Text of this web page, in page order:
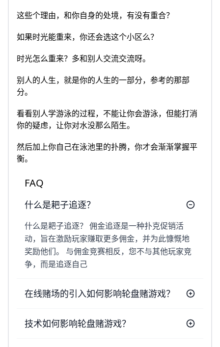
这些个理由，和你自身的处境，有没有重合？
如果时光能重来，你还会选这个小区么？
时光怎么重来？多和别人交流交流呀。
别人的人生，就是你的人生的一部分，参考的那部
分。
看看别人学游泳的过程，不能让你会游泳，但能打消
你的疑虑，让你对水没那么陌生。
然后加上你自己在泳池里的扑腾，你才会渐渐掌握平
衡。
FAQ
什么是耙子追逐？
什么是耙子追逐？ 佣金追逐是一种扑克促销活
动，旨在激励玩家赚取更多佣金，并为此慷慨地
奖励他们。 与佣金竞赛相反，您不与其他玩家竞
争，而是追逐自己
在线赌场的引入如何影响轮盘赌游戏？
技术如何影响轮盘赌游戏？